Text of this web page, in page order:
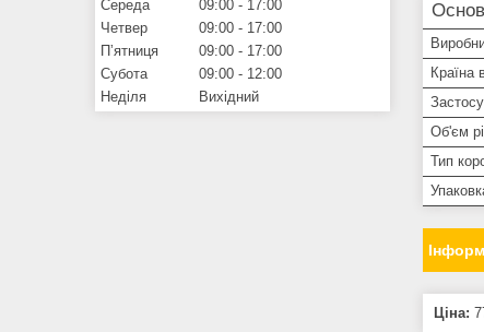
Країна
Об'єм
Тип
Ціна:
Середа
09:00
17:00
Четвер
09:00
17:00
Пʼятниця
09:00
17:00
Субота
09:00
12:00
Неділя
Вихідний